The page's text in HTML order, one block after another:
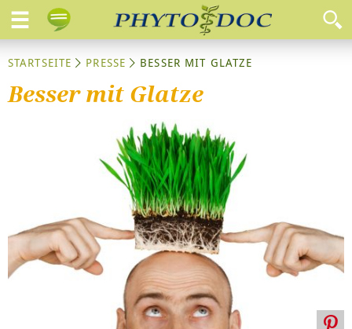
STARTSEITE PRESSE BESSER MIT GLATZE
Besser mit Glatze